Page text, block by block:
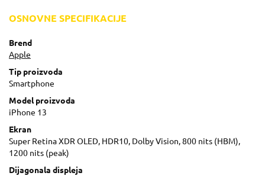
OSNOVNE SPECIFIKACIJE
Brend
Apple
Tip proizvoda
Smartphone
Model proizvoda
iPhone 13
Ekran
Super Retina XDR OLED, HDR10, Dolby Vision, 800 nits (HBM),
1200 nits (peak)
Dijagonala displeja